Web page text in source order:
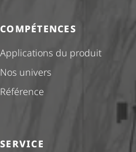
COMPÉTENCES
Applications du produit
Nos univers
Référence
SERVICE